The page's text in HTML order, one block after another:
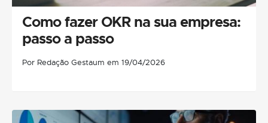
Como fazer OKR na sua empresa:
passo a passo
Por Redação Gestaum em 19/04/2026